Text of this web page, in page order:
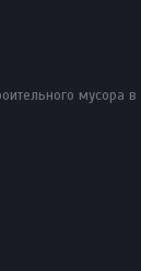
мусора